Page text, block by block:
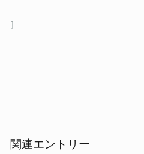
関連エントリー